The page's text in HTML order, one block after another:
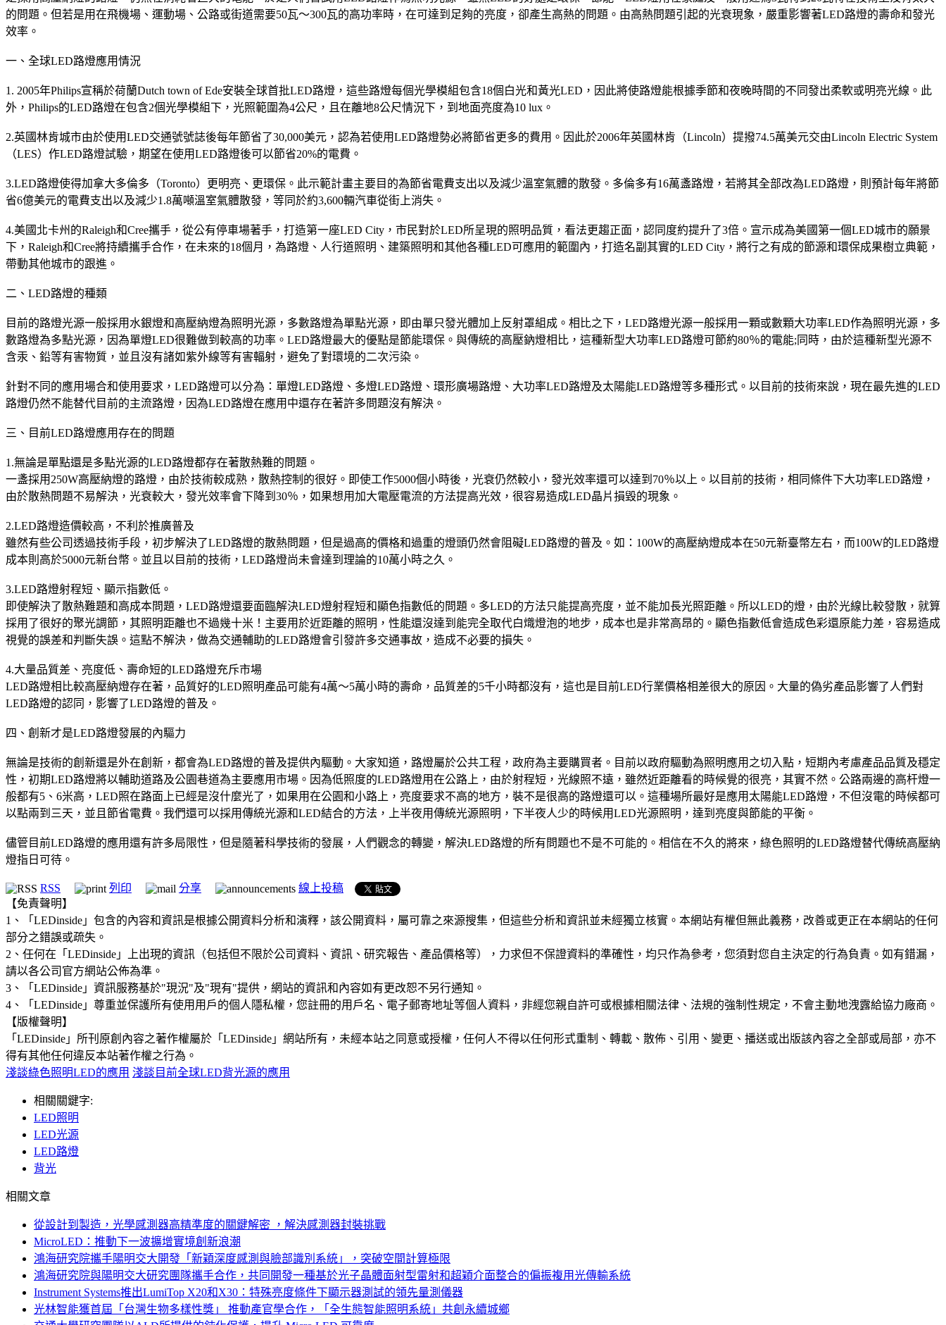
的問題。但若是用在飛機場、運動場、公路或街道需要50瓦～300瓦的高功率時，在可達到足夠的亮度，卻產生高熱的問題。由高熱問題引起的光衰現象，嚴重影響著LED路燈的壽命和發光
效率。
一、全球LED路燈應用情況
1. 2005年Philips宣稱於荷蘭Dutch town of Ede安裝全球首批LED路燈，這些路燈每個光學模組包含18個白光和黃光LED，因此將使路燈能根據季節和夜晚時間的不同發出柔軟或明亮光線。此
外，Philips的LED路燈在包含2個光學模組下，光照範圍為4公尺，且在離地8公尺情況下，到地面亮度為10 lux。
2.英國林肯城市由於使用LED交通號號誌後每年節省了30,000美元，認為若使用LED路燈勢必將節省更多的費用。因此於2006年英國林肯（Lincoln）提撥74.5萬美元交由Lincoln Electric System
（LES）作LED路燈試驗，期望在使用LED路燈後可以節省20%的電費。
3.LED路燈使得加拿大多倫多（Toronto）更明亮、更環保。此示範計畫主要目的為節省電費支出以及減少溫室氣體的散發。多倫多有16萬盞路燈，若將其全部改為LED路燈，則預計每年將節
省6億美元的電費支出以及減少1.8萬噸溫室氣體散發，等同於約3,600輛汽車從街上消失。
4.美國北卡州的Raleigh和Cree攜手，從公有停車場著手，打造第一座LED City，市民對於LED所呈現的照明品質，看法更趨正面，認同度約提升了3倍。宣示成為美國第一個LED城市的願景
下，Raleigh和Cree將持續攜手合作，在未來的18個月，為路燈、人行道照明、建築照明和其他各種LED可應用的範圍內，打造名副其實的LED City，將行之有成的節源和環保成果樹立典範，
帶動其他城市的跟進。
二、LED路燈的種類
目前的路燈光源一般採用水銀燈和高壓納燈為照明光源，多數路燈為單點光源，即由單只發光體加上反射罩組成。相比之下，LED路燈光源一般採用一顆或數顆大功率LED作為照明光源，多
數路燈為多點光源，因為單燈LED很難做到較高的功率。LED路燈最大的優點是節能環保。與傳統的高壓鈉燈相比，這種新型大功率LED路燈可節約80％的電能;同時，由於這種新型光源不
含汞、鉛等有害物質，並且沒有諸如紫外線等有害輻射，避免了對環境的二次污染。
針對不同的應用場合和使用要求，LED路燈可以分為：單燈LED路燈、多燈LED路燈、環形廣場路燈、大功率LED路燈及太陽能LED路燈等多種形式。以目前的技術來說，現在最先進的LED
路燈仍然不能替代目前的主流路燈，因為LED路燈在應用中還存在著許多問題沒有解決。
三、目前LED路燈應用存在的問題
1.無論是單點還是多點光源的LED路燈都存在著散熱難的問題。
一盞採用250W高壓納燈的路燈，由於技術較成熟，散熱控制的很好。即使工作5000個小時後，光衰仍然較小，發光效率還可以達到70％以上。以目前的技術，相同條件下大功率LED路燈，
由於散熱問題不易解決，光衰較大，發光效率會下降到30％，如果想用加大電壓電流的方法提高光效，很容易造成LED晶片損毀的現象。
2.LED路燈造價較高，不利於推廣普及
雖然有些公司透過技術手段，初步解決了LED路燈的散熱問題，但是過高的價格和過重的燈頭仍然會阻礙LED路燈的普及。如：100W的高壓納燈成本在50元新臺幣左右，而100W的LED路燈
成本則高於5000元新台幣。並且以目前的技術，LED路燈尚未會達到理論的10萬小時之久。
3.LED路燈射程短、顯示指數低。
即使解決了散熱難題和高成本問題，LED路燈還要面臨解決LED燈射程短和顯色指數低的問題。多LED的方法只能提高亮度，並不能加長光照距離。所以LED的燈，由於光線比較發散，就算
採用了很好的聚光調節，其照明距離也不過幾十米！主要用於近距離的照明，性能還沒達到能完全取代白熾燈泡的地步，成本也是非常高昂的。顯色指數低會造成色彩還原能力差，容易造成
視覺的誤差和判斷失誤。這點不解決，做為交通輔助的LED路燈會引發許多交通事故，造成不必要的損失。
4.大量品質差、亮度低、壽命短的LED路燈充斥市場
LED路燈相比較高壓納燈存在著，品質好的LED照明產品可能有4萬～5萬小時的壽命，品質差的5千小時都沒有，這也是目前LED行業價格相差很大的原因。大量的偽劣產品影響了人們對
LED路燈的認同，影響了LED路燈的普及。
四、創新才是LED路燈發展的內驅力
無論是技術的創新還是外在創新，都會為LED路燈的普及提供內驅動。大家知道，路燈屬於公共工程，政府為主要購買者。目前以政府驅動為照明應用之切入點，短期內考慮產品品質及穩定
性，初期LED路燈將以輔助道路及公園巷道為主要應用市場。因為低照度的LED路燈用在公路上，由於射程短，光線照不遠，雖然近距離看的時候覺的很亮，其實不然。公路兩邊的高杆燈一
般都有5、6米高，LED照在路面上已經是沒什麼光了，如果用在公園和小路上，亮度要求不高的地方，裝不是很高的路燈還可以。這種場所最好是應用太陽能LED路燈，不但沒電的時候都可
以點兩到三天，並且節省電費。我們還可以採用傳統光源和LED結合的方法，上半夜用傳統光源照明，下半夜人少的時候用LED光源照明，達到亮度與節能的平衡。
儘管目前LED路燈的應用還有許多局限性，但是隨著科學技術的發展，人們觀念的轉變，解決LED路燈的所有問題也不是不可能的。相信在不久的將來，綠色照明的LED路燈替代傳統高壓納
燈指日可待。
RSS 列印 分享
線上投稿
【免責聲明】
1、「LEDinside」包含的內容和資訊是根據公開資料分析和演釋，該公開資料，屬可靠之來源搜集，但這些分析和資訊並未經獨立核實。本網站有權但無此義務，改善或更正在本網站的任何
部分之錯誤或疏失。
2、任何在「LEDinside」上出現的資訊（包括但不限於公司資料、資訊、研究報告、產品價格等），力求但不保證資料的準確性，均只作為參考，您須對您自主決定的行為負責。如有錯漏，
請以各公司官方網站公佈為準。
3、「LEDinside」資訊服務基於"現況"及"現有"提供，網站的資訊和內容如有更改恕不另行通知。
4、「LEDinside」尊重並保護所有使用用戶的個人隱私權，您註冊的用戶名、電子郵寄地址等個人資料，非經您親自許可或根據相關法律、法規的強制性規定，不會主動地洩露給協力廠商。
【版權聲明】
「LEDinside」所刊原創內容之著作權屬於「LEDinside」網站所有，未經本站之同意或授權，任何人不得以任何形式重制、轉載、散佈、引用、變更、播送或出版該內容之全部或局部，亦不
得有其他任何違反本站著作權之行為。
淺談綠色照明LED的應用 淺談目前全球LED背光源的應用
相關關鍵字:
LED照明
LED光源
LED路燈
背光
相關文章
從設計到製造，光學感測器高精準度的關鍵解密 ，解決感測器封裝挑戰
MicroLED：推動下一波擴增實境創新浪潮
鴻海研究院攜手陽明交大開發「新穎深度感測與臉部識別系統」，突破空間計算極限
鴻海研究院與陽明交大研究團隊攜手合作，共同開發一種基於光子晶體面射型雷射和超穎介面整合的偏振複用光傳輸系統
Instrument Systems推出LumiTop X20和X30：特殊亮度條件下顯示器測試的領先量測儀器
光林智能獲首屆「台灣生物多樣性獎」 推動產官學合作，「全生態智能照明系統」共創永續城鄉